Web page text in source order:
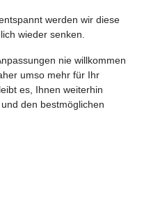
werden wir diese
wieder senken.
nie willkommen
umso mehr für Ihr
es, Ihnen weiterhin
den bestmöglichen